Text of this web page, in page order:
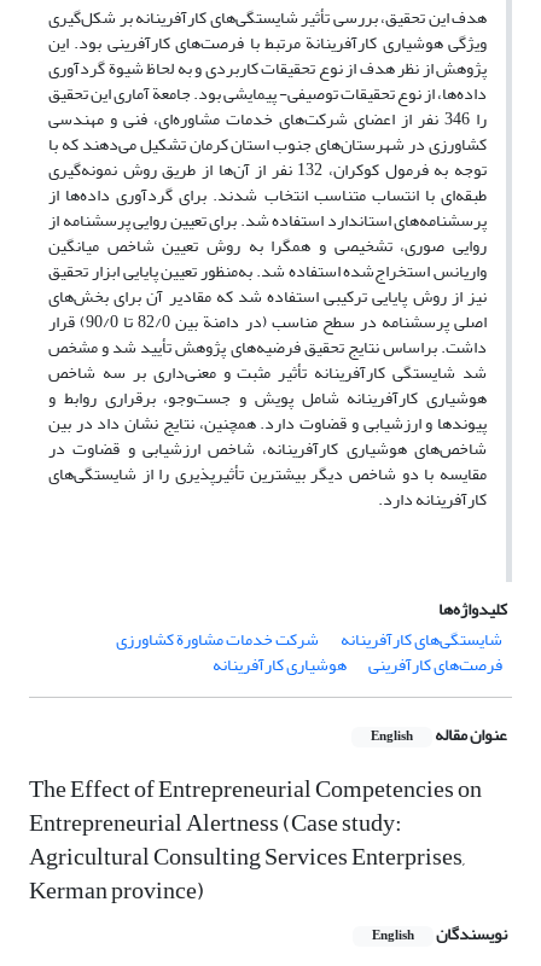
هدف این تحقیق، بررسی تأثیر شایستگی‌های کارآفرینانه بر شکل‌گیری
ویژگی هوشیاری کارآفرینانة مرتبط با فرصت‌های کارآفرینی بود. این
پژوهش از نظر هدف از نوع تحقیقات کاربردی و به لحاظ شیوة گردآوری
داده‌ها، از نوع تحقیقات توصیفی- پیمایشی بود. جامعة آماری این تحقیق
را 346 نفر از اعضای شرکت‌های خدمات مشاوره‌ای، فنی و مهندسی
کشاورزی در شهرستان‌های جنوب استان کرمان تشکیل می‌دهند که با
توجه به فرمول کوکران، 132 نفر از آن‌ها از طریق روش نمونه‌گیری
طبقه‌ای با انتساب متناسب انتخاب شدند. برای گردآوری داده‌ها از
پرسشنامه‌های استاندارد استفاده شد. برای تعیین روایی پرسشنامه از
روایی صوری، تشخیصی و همگرا به روش تعیین شاخص میانگین
واریانس استخراج‌شده استفاده شد. به‌منظور تعیین پایایی ابزار تحقیق
نیز از روش پایایی ترکیبی استفاده شد که مقادیر آن برای بخش‌های
اصلی پرسشنامه در سطح مناسب (در دامنة بین 82/0 تا 90/0) قرار
داشت. براساس نتایج تحقیق فرضیه‌های پژوهش تأیید شد و مشخص
شد شایستگی کارآفرینانه تأثیر مثبت و معنی‌داری بر سه شاخص
هوشیاری کارآفرینانه شامل پویش و جست‌وجو، برقراری روابط و
پیوندها و ارزشیابی و قضاوت دارد. همچنین، نتایج نشان داد در بین
شاخص‌های هوشیاری کارآفرینانه، شاخص ارزشیابی و قضاوت در
مقایسه با دو شاخص دیگر بیشترین تأثیرپذیری را از شایستگی‌های
کارآفرینانه دارد.
کلیدواژه‌ها
شایستگی‌های کارآفرینانه
شرکت خدمات مشاورة کشاورزی
فرصت‌های کارآفرینی هوشیاری کارآفرینانه
عنوان مقاله English
The Effect of Entrepreneurial Competencies on
Entrepreneurial Alertness (Case study:
Agricultural Consulting Services Enterprises,
Kerman province)
نویسندگان English